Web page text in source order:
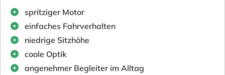
spritziger Motor
einfaches Fahrverhalten
niedrige Sitzhöhe
coole Optik
angenehmer Begleiter im Alltag